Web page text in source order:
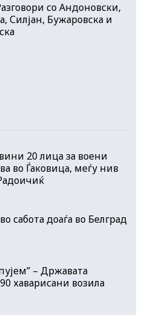
со Андоновски,
Силјан, Бужаровска и
20 лица за воени
во Ѓаковица, меѓу нив
сабота доаѓа во Белград
– Државата
хаварисани возила